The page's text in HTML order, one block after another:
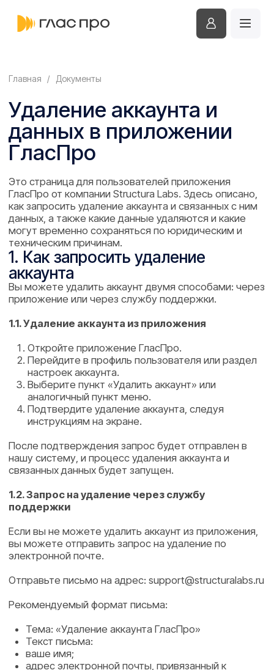
Удаление аккаунта и
ГласПро
Это страница для пользователей приложения
ГласПро от компании Structura Labs. Здесь описано,
как запросить удаление аккаунта и связанных с ним
данных, а также какие данные удаляются и какие
могут временно сохраняться по юридическим и
1. Как запросить удаление
аккаунта
Вы можете удалить аккаунт двумя способами: через
приложение или через службу поддержки.
1.1. Удаление аккаунта из приложения
Откройте приложение ГласПро.
Перейдите в профиль пользователя или раздел
настроек аккаунта.
Выберите пункт «Удалить аккаунт» или
аналогичный пункт меню.
Подтвердите удаление аккаунта, следуя
инструкциям на экране.
После подтверждения запрос будет отправлен в
нашу систему, и процесс удаления аккаунта и
1.2. Запрос на удаление через службу
поддержки
Если вы не можете удалить аккаунт из приложения,
вы можете отправить запрос на удаление по
электронной почте.
Отправьте письмо на адрес: support@structuralabs.ru
Тема: «Удаление аккаунта ГласПро»
Текст письма:
ваше имя;
адрес электронной почты, привязанный к
явное указание на то, что вы просите удалить
аккаунт и связанные с ним данные.
информацию для подтверждения личности и защиты
ваших данных.
2. Какие данные удаляются
При удалении аккаунта мы удаляем или
имя или отображаемое имя;
фотографию профиля (если загружали);
настройки аккаунта.
Аудиозаписи и связанные материалы